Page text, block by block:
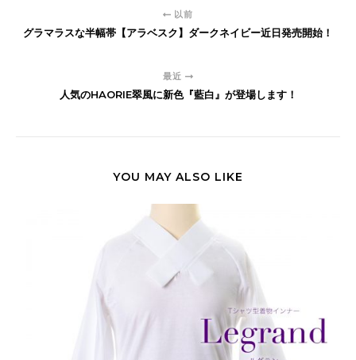
以前
グラマラスな半幅帯【アラベスク】ダークネイビー近日発売開始！
最近
人気のHAORIE翠風に新色『藍白』が登場します！
YOU MAY ALSO LIKE